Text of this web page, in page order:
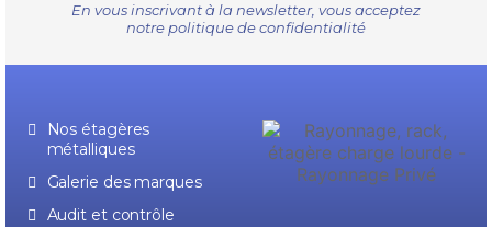
En vous inscrivant à la newsletter, vous acceptez
notrepolitique de confidentialité
Nos étagères
métalliques
Galerie des marques
Audit et contrôle